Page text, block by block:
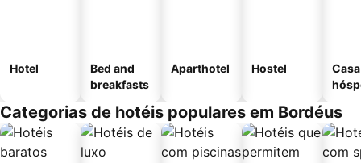
Hotel
Bed and
breakfasts
Aparthotel Hostel
Categorias de hotéis populares em Bordéus